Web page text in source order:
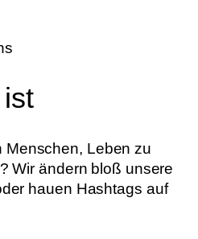
Menschen, Leben zu
Wir ändern bloß unsere
hauen Hashtags auf